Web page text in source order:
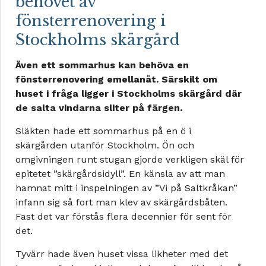
fönsterrenovering i
Stockholms skärgård
Även ett sommarhus kan behöva en
fönsterrenovering emellanåt. Särskilt om
huset i fråga ligger i Stockholms skärgård där
de salta vindarna sliter på färgen.
Släkten hade ett sommarhus på en ö i
skärgården utanför Stockholm. Ön och
omgivningen runt stugan gjorde verkligen skäl för
epitetet ”skärgårdsidyll”. En känsla av att man
hamnat mitt i inspelningen av ”Vi på Saltkråkan”
infann sig så fort man klev av skärgårdsbåten.
Fast det var förstås flera decennier för sent för
det.
Tyvärr hade även huset vissa likheter med det